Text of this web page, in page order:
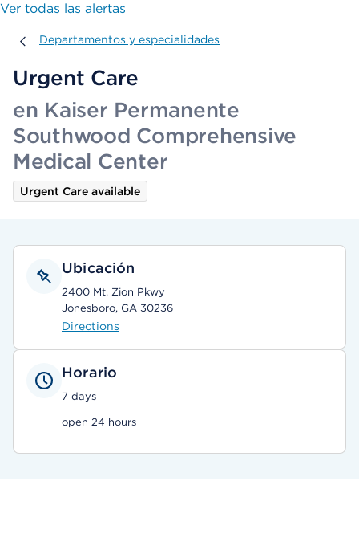
Ver todas las alertas
Departamentos y especialidades
Departamentos y especialidades
Urgent Care
en Kaiser Permanente
Southwood Comprehensive
Medical Center
Urgent Care available
Ubicación
2400 Mt. Zion Pkwy
Jonesboro, GA 30236
Directions
Horario
7 days
open 24 hours